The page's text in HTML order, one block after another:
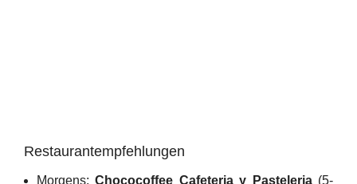
Restaurantempfehlungen
Morgens:Chococoffee Cafeteria y Pasteleria(5-